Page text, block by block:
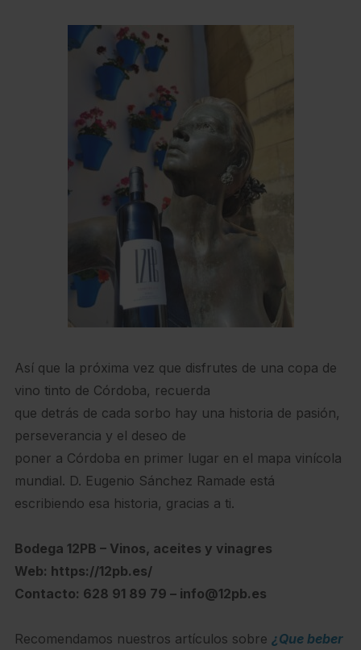
Así que la próxima vez que disfrutes de una copa de
vino tinto de Córdoba, recuerda
que detrás de cada sorbo hay una historia de pasión,
perseverancia y el deseo de
poner a Córdoba en primer lugar en el mapa vinícola
mundial. D. Eugenio Sánchez Ramade está
escribiendo esa historia, gracias a ti.
Bodega 12PB – Vinos, aceites y vinagres
Web: https://12pb.es/
Contacto: 628 91 89 79 – info@12pb.es
Recomendamos nuestros artículos sobre ¿Que beber